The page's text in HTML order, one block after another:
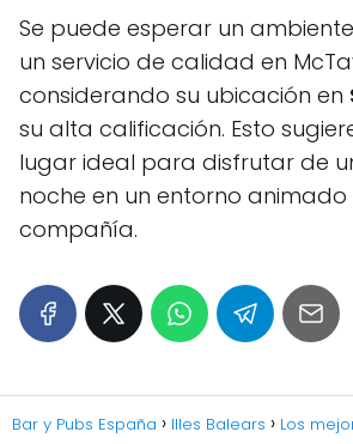
Se puede esperar un
un servicio de calidad en
considerando su ubicación en
su alta calificación. Esto
lugar ideal para disfrutar de
noche en un entorno
compañía.
Bar y Pubs España Illes Balears
Los